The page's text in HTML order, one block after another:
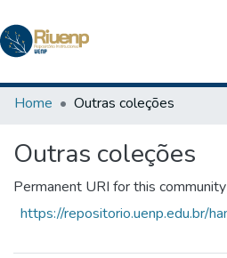
Communities & Collections
The Repository
Home Outras coleções
Outras coleções
Permanent URI for this community
https://repositorio.uenp.edu.br/